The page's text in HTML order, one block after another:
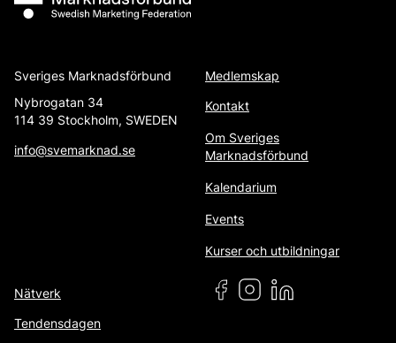
Sveriges Marknadsförbund
Nybrogatan 34
114 39 Stockholm, SWEDEN
info@svemarknad.se
Medlemskap
Kontakt
Om Sveriges
Marknadsförbund
Kalendarium
Events
Kurser och utbildningar
Nätverk
Tendensdagen